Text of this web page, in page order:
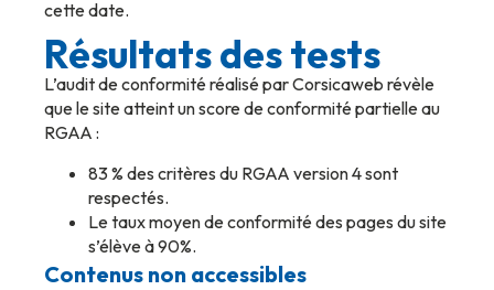
cette date.
Résultats des tests
L’audit de conformité réalisé par Corsicaweb révèle
que le site atteint un score de conformité partielle au
RGAA :
83 % des critères du RGAA version 4 sont
respectés.
Le taux moyen de conformité des pages du site
s’élève à 90%.
Contenus non accessibles